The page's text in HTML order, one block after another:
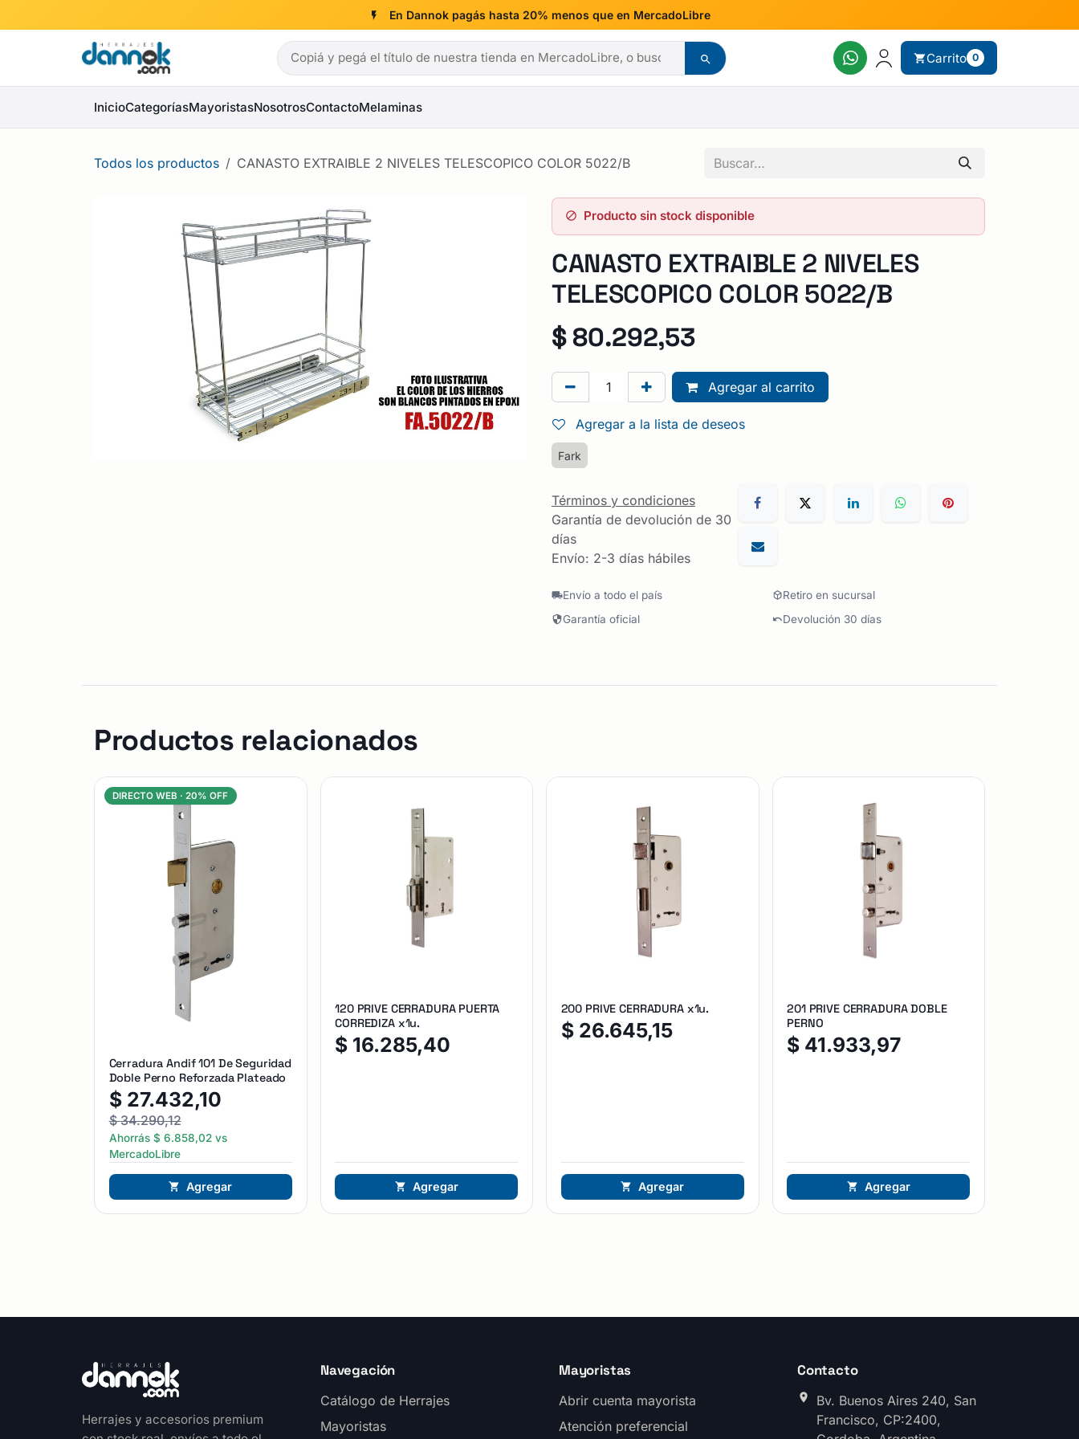
En Dannok pagás hasta 20% menos que en MercadoLibre
Carrito 0
InicioCategoríasMayoristasNosotrosContactoMelaminas
Todos los productos CANASTO EXTRAIBLE 2 NIVELES TELESCOPICO COLOR 5022/B
Producto sin stock disponible
CANASTO EXTRAIBLE 2 NIVELES
TELESCOPICO COLOR 5022/B
$ 80.292,53
Agregar al carrito
Agregar a la lista de deseos
Fark
Términos y condiciones
Garantía de devolución de 30
días
Envío: 2-3 días hábiles
Envío a todo el país
Retiro en sucursal
Garantía oficial
Devolución 30 días
Productos relacionados
DIRECTO WEB ·20% OFF
Cerradura Andif 101 De Seguridad
Doble Perno Reforzada Plateado
$ 27.432,10
$34.290,12
Ahorrás $ 6.858,02vs
MercadoLibre
Agregar
120 PRIVE CERRADURA PUERTA
CORREDIZA x1u.
$ 16.285,40
Agregar
200 PRIVE CERRADURA x1u.
$ 26.645,15
Agregar
201 PRIVE CERRADURA DOBLE
PERNO
$ 41.933,97
Agregar
Herrajes y accesorios premium
Navegación
Catálogo de Herrajes
Mayoristas
Mayoristas
Abrir cuenta mayorista
Atención preferencial
Contacto
Bv. Buenos Aires 240, San
Francisco, CP:2400,